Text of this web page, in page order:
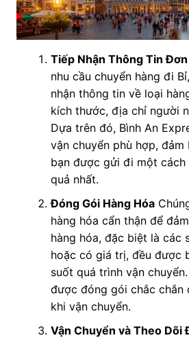
Tiếp Nhận Thông Tin
nhu cầu chuyển hàng đi
nhận thông tin về loại
kích thước, địa chỉ người
Dựa trên đó, Bình An
vận chuyển phù hợp, đảm
bạn được gửi đi một cách
quả nhất.
Đóng Gói Hàng Hóa
hàng hóa cẩn thận để
hàng hóa, đặc biệt là các
hoặc có giá trị, đều được
suốt quá trình vận
được đóng gói chắc chắn
khi vận chuyển.
Vận Chuyển và Theo Dõi